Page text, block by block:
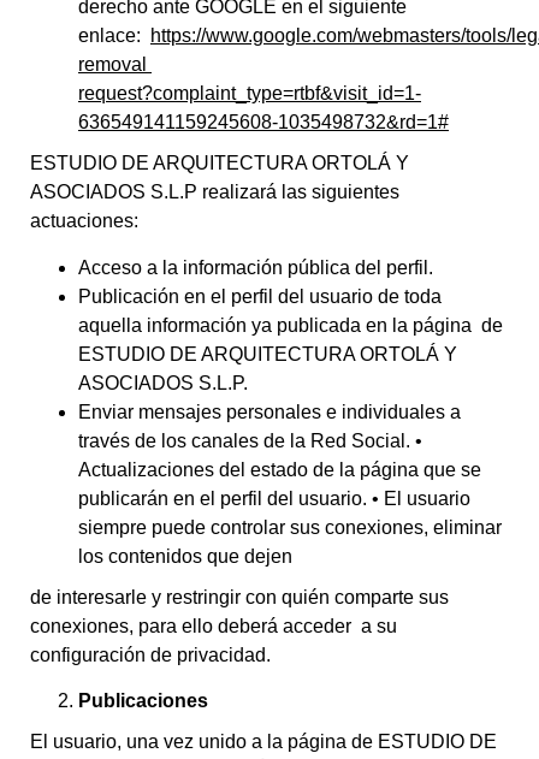
derecho ante GOOGLE en el siguiente
enlace:
https://www.google.com/webmasters/tools/
removal
request?complaint_type=rtbf&visit_id=1-
636549141159245608-1035498732&rd=1#
ESTUDIO DE ARQUITECTURA ORTOLÁ Y
ASOCIADOS S.L.P realizará las siguientes
actuaciones:
Acceso a la información pública del perfil.
Publicación en el perfil del usuario de toda
aquella información ya publicada en la página de
ESTUDIO DE ARQUITECTURA ORTOLÁ Y
ASOCIADOS S.L.P.
Enviar mensajes personales e individuales a
través de los canales de la Red Social. •
Actualizaciones del estado de la página que se
publicarán en el perfil del usuario. • El usuario
siempre puede controlar sus conexiones, eliminar
los contenidos que dejen
de interesarle y restringir con quién comparte sus
conexiones, para ello deberá acceder a su
configuración de privacidad.
Publicaciones
El usuario, una vez unido a la página de ESTUDIO DE